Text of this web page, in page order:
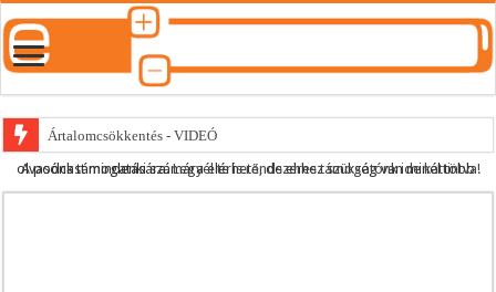
Ártalomcsökkentés - VIDEÓ
E-cigi használati szokások 2.0
A podcast mindenki számára elérhető, de ehhez szükség van minél több olvasónk támogatására.Legyél te is rendszeres támogatónk ide kattintva!